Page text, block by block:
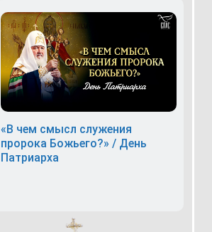
«В чем смысл служения
пророка Божьего?» / День
Патриарха